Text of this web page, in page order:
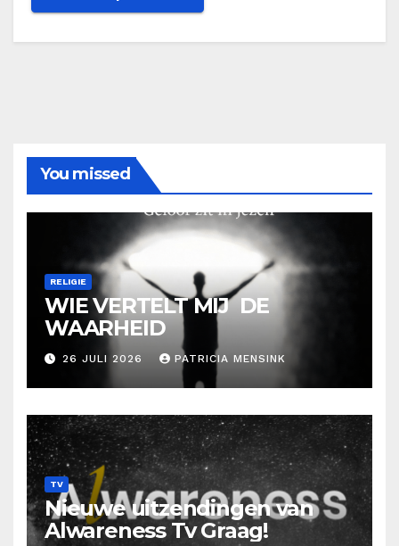
You missed
RELIGIE
WIE VERTELT MIJ DE
WAARHEID
26 JULI 2026 PATRICIA MENSINK
TV
Nieuwe uitzendingen van
Alwareness Tv Graag!